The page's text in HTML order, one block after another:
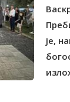
је,